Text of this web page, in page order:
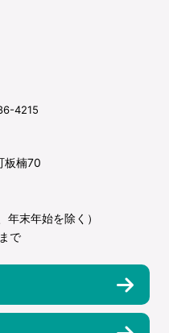
4215
楠70
末年始を除く）
で